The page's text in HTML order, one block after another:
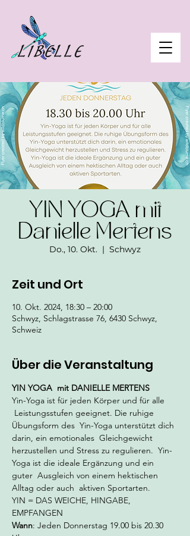
YIN YOGA mit
Danielle Mertens
Do., 10. Okt.
  |
Schwyz
Zeit und Ort
10. Okt. 2024, 18:30 – 20:00
Schwyz, Schlagstrasse 76, 6430 Schwyz,
Schweiz
Über die Veranstaltung
YIN YOGA mit DANIELLE MERTENS
Yin-Yoga ist für jeden Körper und für alle
Leistungsstufen geeignet. Die ruhige
Übungsform des  Yin-Yoga unterstützt dich
darin, ein emotionales  Gleichgewicht
herzustellen und Stress zu regulieren.  Yin-
Yoga ist die ideale Ergänzung und ein
guter  Ausgleich von einem hektischen
Alltag oder auch  aktiven Sportarten.
YIN = DAS WEICHE, HINGABE,
EMPFANGEN
Wann: Jeden Donnerstag 19.00 bis 20.30